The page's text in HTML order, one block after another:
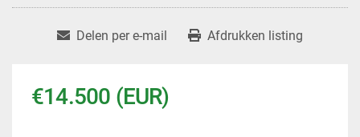
Delen per e-mail Afdrukken listing
€14.500 (EUR)